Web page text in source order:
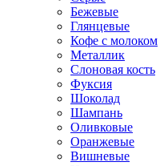
Бежевые
Глянцевые
Кофе с молоком
Металлик
Слоновая кость
Фуксия
Шоколад
Шампань
Оливковые
Оранжевые
Вишневые